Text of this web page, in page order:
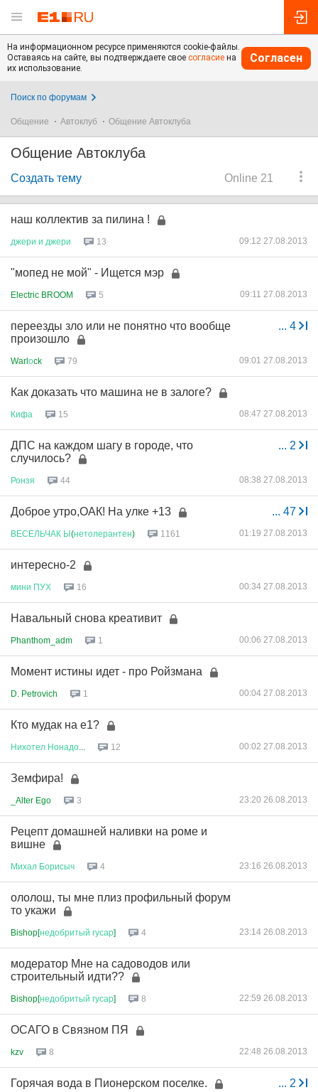
На информационном ресурсе применяются cookie-файлы.
Оставаясь на сайте, вы подтверждаете свое согласие на
их использование.
Согласен
Поиск по форумам
Общение Автоклуб Общение Автоклуба
Общение Автоклуба
Online 21
Создать тему
наш коллектив за пилина !
джери и джери 13 09:12 27.08.2013
"мопед не мой" - Ищется мэр
Electric BROOM 5 09:11 27.08.2013
... 4
переезды зло или не понятно что вообще
произошло
Warlоck 79 09:01 27.08.2013
Как доказать что машина не в залоге?
Кифа 15 08:47 27.08.2013
... 2
ДПС на каждом шагу в городе, что
случилось?
Ронзя 44 08:38 27.08.2013
... 47
Доброе утро,ОАК! На улке +13
ВЕСЕЛЬЧАК Ы(нетолерантен) 1161 01:19 27.08.2013
интересно-2
мини ПУХ 16 00:34 27.08.2013
Навальный снова креативит
Phanthom_adm 1 00:06 27.08.2013
Момент истины идет - про Ройзмана
D. Petrovich 1 00:04 27.08.2013
Кто мудак на е1?
Нихотел Нонадо 12 00:02 27.08.2013
Земфира!
_Alter Ego 3 23:20 26.08.2013
Рецепт домашней наливки на роме и
вишне
Михал Борисыч 4 23:16 26.08.2013
ололош, ты мне плиз профильный форум
то укажи
Bishop[недобритый гусар] 4 23:14 26.08.2013
модератор Мне на садоводов или
строительный идти??
Bishop[недобритый гусар] 8 22:59 26.08.2013
ОСАГО в Связном ПЯ
kzv 8 22:48 26.08.2013
... 2
Горячая вода в Пионерском поселке.